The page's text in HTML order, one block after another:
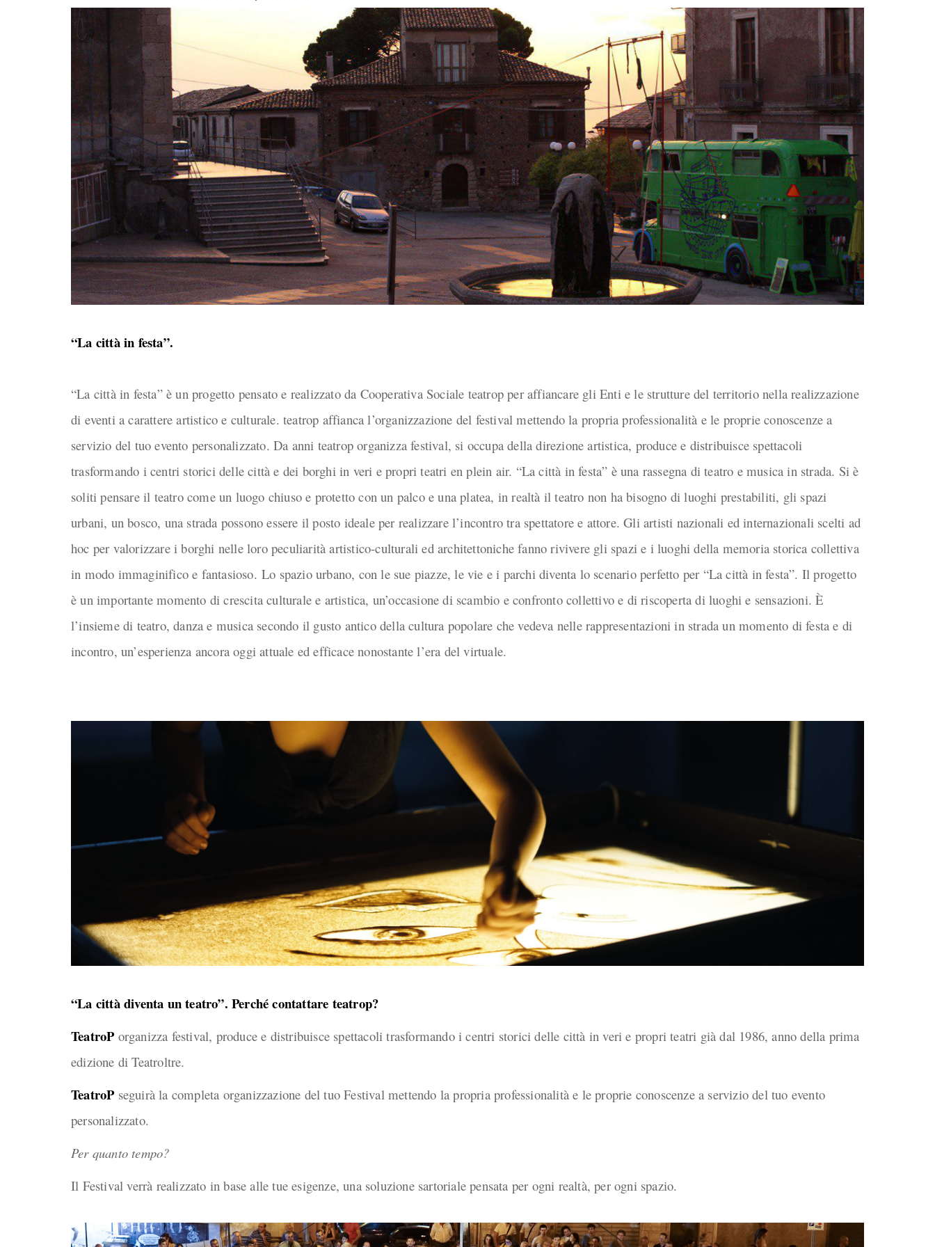
“La città in festa”.
“La città in festa” è un progetto pensato e realizzato da Cooperativa Sociale teatrop per affiancare gli Enti e le strutture del territorio nella realizzazione
di eventi a carattere artistico e culturale. teatrop affianca l’organizzazione del festival mettendo la propria professionalità e le proprie conoscenze a
servizio del tuo evento personalizzato. Da anni teatrop organizza festival, si occupa della direzione artistica, produce e distribuisce spettacoli
trasformando i centri storici delle città e dei borghi in veri e propri teatri en plein air. “La città in festa” è una rassegna di teatro e musica in strada. Si è
soliti pensare il teatro come un luogo chiuso e protetto con un palco e una platea, in realtà il teatro non ha bisogno di luoghi prestabiliti, gli spazi
urbani, un bosco, una strada possono essere il posto ideale per realizzare l’incontro tra spettatore e attore. Gli artisti nazionali ed internazionali scelti ad
hoc per valorizzare i borghi nelle loro peculiarità artistico-culturali ed architettoniche fanno rivivere gli spazi e i luoghi della memoria storica collettiva
in modo immaginifico e fantasioso. Lo spazio urbano, con le sue piazze, le vie e i parchi diventa lo scenario perfetto per “La città in festa”. Il progetto
è un importante momento di crescita culturale e artistica, un’occasione di scambio e confronto collettivo e di riscoperta di luoghi e sensazioni. È
l’insieme di teatro, danza e musica secondo il gusto antico della cultura popolare che vedeva nelle rappresentazioni in strada un momento di festa e di
incontro, un’esperienza ancora oggi attuale ed efficace nonostante l’era del virtuale.
“La città diventa un teatro”. Perché contattare teatrop?
TeatroPorganizza festival, produce e distribuisce spettacoli trasformando i centri storici delle città in veri e propri teatri già dal 1986, anno della prima
edizione di Teatroltre.
TeatroPseguirà la completa organizzazione del tuo Festival mettendo la propria professionalità e le proprie conoscenze a servizio del tuo evento
personalizzato.
Per quanto tempo?
Il Festival verrà realizzato in base alle tue esigenze, una soluzione sartoriale pensata per ogni realtà, per ogni spazio.